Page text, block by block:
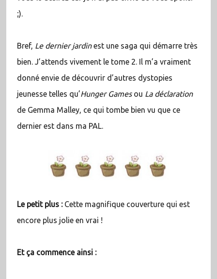
;).
Bref, Le dernier jardinest une saga qui démarre très
bien. J’attends vivement le tome 2. Il m’a vraiment
donné envie de découvrir d’autres dystopies
jeunesse telles qu’Hunger Gamesou La déclaration
de Gemma Malley, ce qui tombe bien vu que ce
dernier est dans ma PAL.
Le petit plus :Cette magnifique couverture qui est
encore plus jolie en vrai !
Et ça commence ainsi :